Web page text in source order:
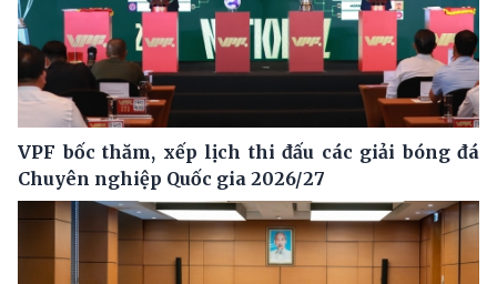
VPF bốc thăm, xếp lịch thi đấu các giải bóng đá
Chuyên nghiệp Quốc gia 2026/27